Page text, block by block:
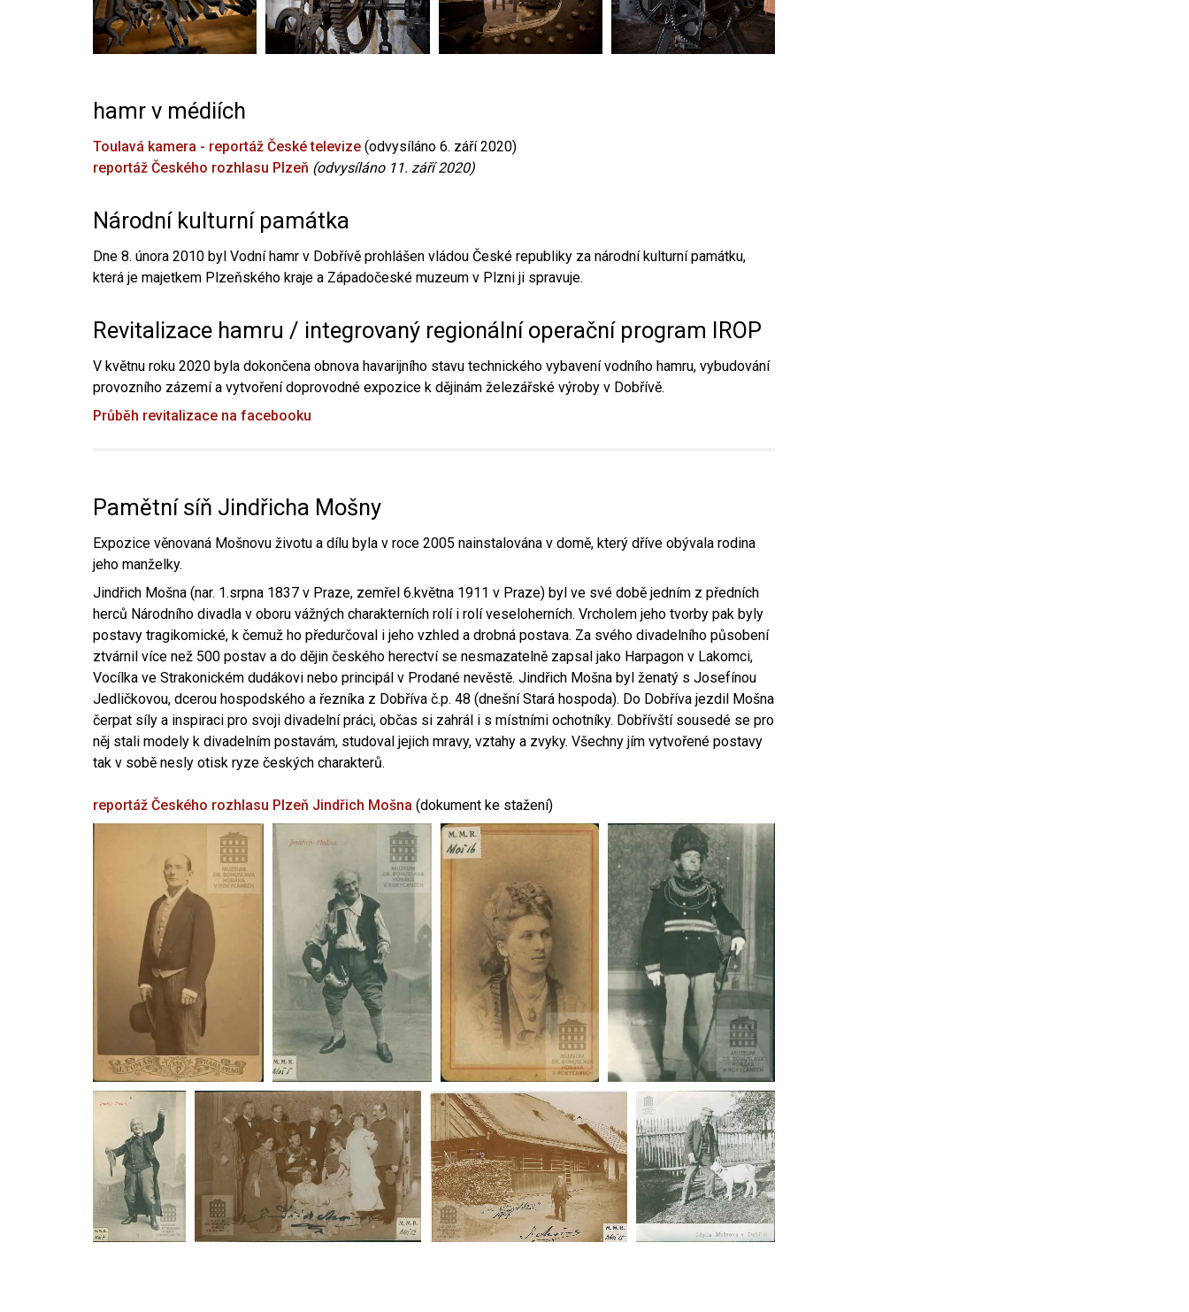
hamr v médiích
Toulavá kamera - reportáž České televize (odvysíláno 6. září 2020)
reportáž Českého rozhlasu Plzeň (odvysíláno 11. září 2020)
Národní kulturní památka
Dne 8. února 2010 byl Vodní hamr v Dobřívě prohlášen vládou České republiky za národní kulturní památku,
která je majetkem Plzeňského kraje a Západočeské muzeum v Plzni ji spravuje.
Revitalizace hamru / integrovaný regionální operační program IROP
V květnu roku 2020 byla dokončena obnova havarijního stavu technického vybavení vodního hamru, vybudování
provozního zázemí a vytvoření doprovodné expozice k dějinám železářské výroby v Dobřívě.
Průběh revitalizace na facebooku
Pamětní síň Jindřicha Mošny
Expozice věnovaná Mošnovu životu a dílu byla v roce 2005 nainstalována v domě, který dříve obývala rodina
jeho manželky.
Jindřich Mošna (nar. 1.srpna 1837 v Praze, zemřel 6.května 1911 v Praze) byl ve své době jedním z předních
herců Národního divadla v oboru vážných charakterních rolí i rolí veseloherních. Vrcholem jeho tvorby pak byly
postavy tragikomické, k čemuž ho předurčoval i jeho vzhled a drobná postava. Za svého divadelního působení
ztvárnil více než 500 postav a do dějin českého herectví se nesmazatelně zapsal jako Harpagon v Lakomci,
Vocílka ve Strakonickém dudákovi nebo principál v Prodané nevěstě. Jindřich Mošna byl ženatý s Josefínou
Jedličkovou, dcerou hospodského a řezníka z Dobříva č.p. 48 (dnešní Stará hospoda). Do Dobříva jezdil Mošna
čerpat síly a inspiraci pro svoji divadelní práci, občas si zahrál i s místními ochotníky. Dobřívští sousedé se pro
něj stali modely k divadelním postavám, studoval jejich mravy, vztahy a zvyky. Všechny jím vytvořené postavy
tak v sobě nesly otisk ryze českých charakterů.
reportáž Českého rozhlasu Plzeň Jindřich Mošna (dokument ke stažení)